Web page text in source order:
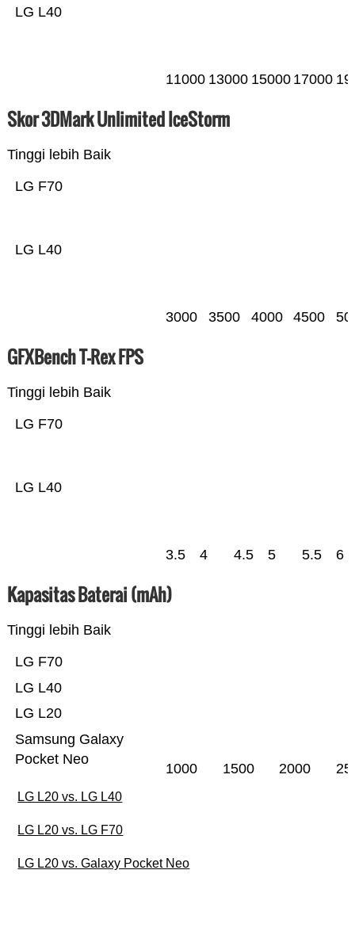
LG L40
11000 13000 15000 17000
Skor 3DMark Unlimited IceStorm
Tinggi lebih Baik
LG L40
LG F70
3000 3500 4000 4500
GFXBench T-Rex FPS
Tinggi lebih Baik
LG L40
LG F70
3.5 4 4.5 5 5.5 6
Kapasitas Baterai (mAh)
Tinggi lebih Baik
Samsung Galaxy
Pocket Neo
LG L20
LG L40
LG F70
1000 1500 2000
LG L20 vs. LG L40
LG L20 vs. LG F70
LG L20 vs. Galaxy Pocket Neo